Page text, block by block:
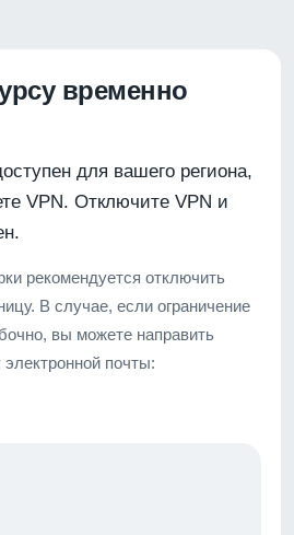
временно
для вашего региона,
VPN. Отключите VPN и
рекомендуется отключить
В случае, если ограничение
вы можете направить
почты: